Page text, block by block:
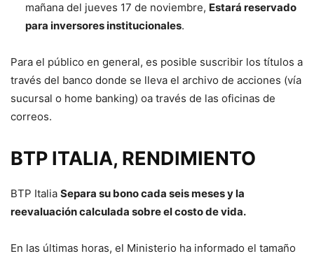
mañana del jueves 17 de noviembre, Estará reservado
para inversores institucionales.
Para el público en general, es posible suscribir los títulos a
través del banco donde se lleva el archivo de acciones (vía
sucursal o home banking) oa través de las oficinas de
correos.
BTP ITALIA, RENDIMIENTO
BTP Italia Separa su bono cada seis meses y la
reevaluación calculada sobre el costo de vida.
En las últimas horas, el Ministerio ha informado el tamaño